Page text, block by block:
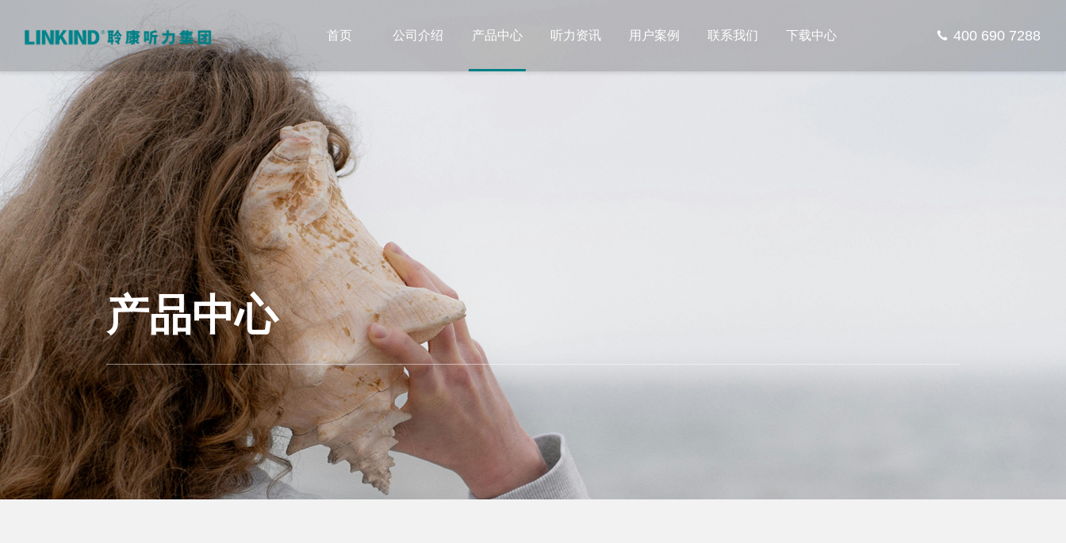
首页 公司介绍 产品中心 听力资讯 用户案例 联系我们 下载中心 400 690 7288
产品中心